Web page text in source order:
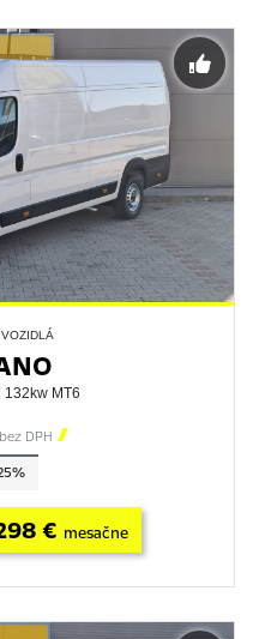
132kw MT6
bez DPH 
€ mesačne